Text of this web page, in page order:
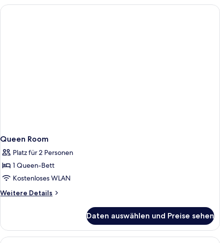
Queen-
Bett,
Queen Room
Platz für 2 Personen
1 Queen-Bett
Kostenloses WLAN
Weitere Details
Weitere
Room
Daten auswählen und Preise sehen